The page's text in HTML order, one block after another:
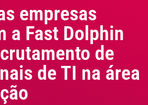
empresas
a Fast Dolphin
de
de TI na área